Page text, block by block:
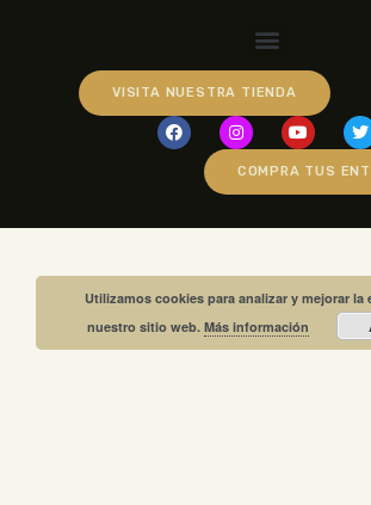
VISITA NUESTRA TIENDA
COMPRA TUS
Utilizamos cookies para analizar y mejorar la
nuestro sitio web.Más información